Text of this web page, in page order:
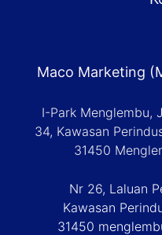
Maco Marketing
I-Park Menglembu,
34, Kawasan
31450
Nr 26, Laluan
Kawasan
31450